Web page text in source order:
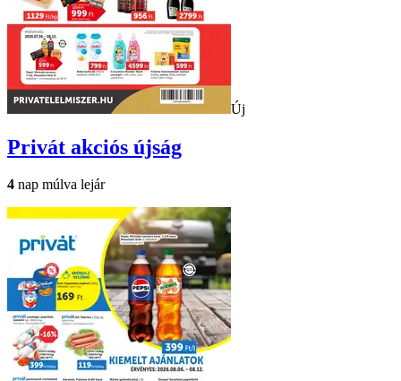
Új
Privát akciós újság
4 nap múlva lejár